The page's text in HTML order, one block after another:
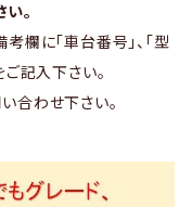
。
欄に「車台番号」、「型
ご記入下さい。
合わせ下さい。